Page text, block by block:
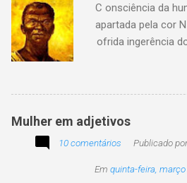
C onsciência da
apartada pela cor
ofrida ingerência
tempo o preito N
multicolor I
Mulher em adjetivos
10 comentários Publicado
Em quinta-feira, março